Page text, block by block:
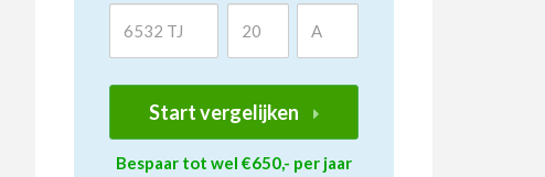
Start vergelijken
Bespaar tot wel €650,- per jaar